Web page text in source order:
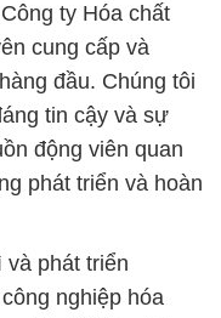
ty Hóa chất
cung cấp và
đầu. Chúng tôi
tin cậy và sự
động viên quan
phát triển và hoàn
và phát triển
nghiệp hóa